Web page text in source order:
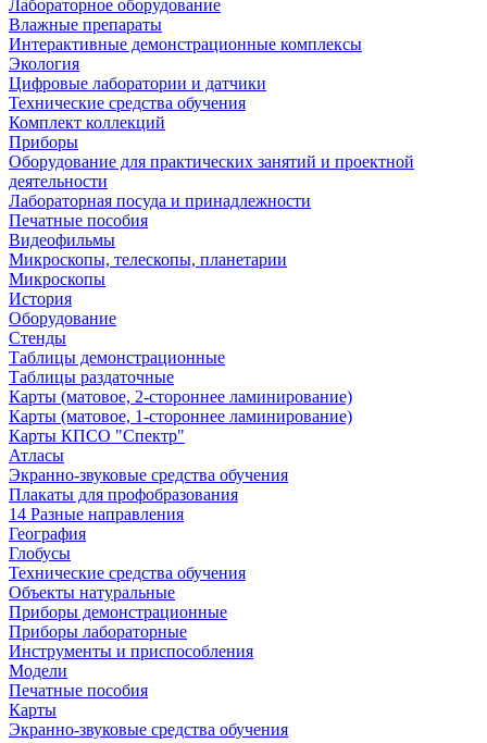
Лабораторное оборудование
Влажные препараты
Интерактивные демонстрационные комплексы
Экология
Цифровые лаборатории и датчики
Технические средства обучения
Комплект коллекций
Приборы
Оборудование для практических занятий и проектной
деятельности
Лабораторная посуда и принадлежности
Печатные пособия
Видеофильмы
Микроскопы, телескопы, планетарии
Микроскопы
История
Оборудование
Стенды
Таблицы демонстрационные
Таблицы раздаточные
Карты (матовое, 2-стороннее ламинирование)
Карты (матовое, 1-стороннее ламинирование)
Карты КПСО "Спектр"
Атласы
Экранно-звуковые средства обучения
Плакаты для профобразования
14 Разные направления
География
Глобусы
Технические средства обучения
Объекты натуральные
Приборы демонстрационные
Приборы лабораторные
Инструменты и приспособления
Модели
Печатные пособия
Карты
Экранно-звуковые средства обучения